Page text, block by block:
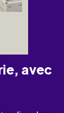
avec